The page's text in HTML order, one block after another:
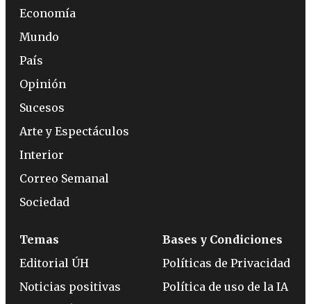
Economía
Mundo
País
Opinión
Sucesos
Arte y Espectáculos
Interior
Correo Semanal
Sociedad
Temas
Editorial ÚH
Noticias positivas
Bases y Condiciones
Políticas de Privacidad
Política de uso de la IA